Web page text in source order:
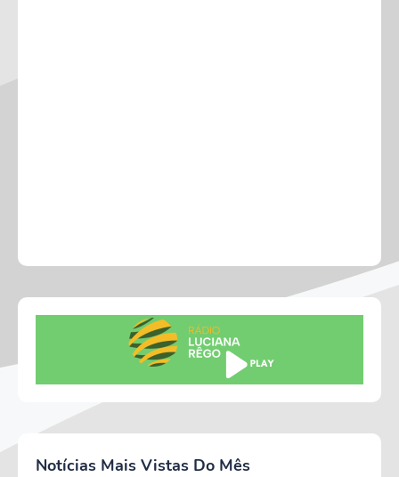
Notícias Mais Vistas Do Mês